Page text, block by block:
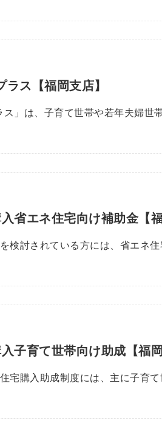
ス【福岡支店】
ス」は、子育て世帯や若年夫婦
省エネ住宅向け補助金【福
検討されている方には、省エネ
子育て世帯向け助成【福岡
宅購入助成制度には、主に子育